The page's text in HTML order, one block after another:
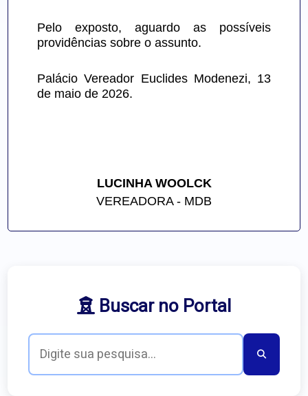
Pelo exposto, aguardo as possíveis
providências sobre o assunto.
Palácio Vereador Euclides Modenezi, 13
de maio de 2026.
LUCINHA WOOLCK
VEREADORA - MDB
Buscar no Portal